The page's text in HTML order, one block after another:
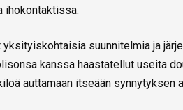
ihokontaktissa.
suunnitelmia ja
kanssa haastatellut useita
auttamaan itseään synnytyksen